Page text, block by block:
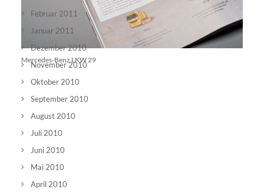
Mercedes-Benz LKW 29
Februar 2011
Januar 2011
Dezember 2010
November 2010
Oktober 2010
September 2010
August 2010
Juli 2010
Juni 2010
Mai 2010
April 2010